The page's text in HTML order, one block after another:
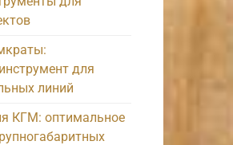
для
линий
КГМ: оптимальное